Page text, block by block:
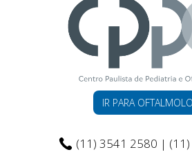
IR PARA
(11) 3541 2580 |